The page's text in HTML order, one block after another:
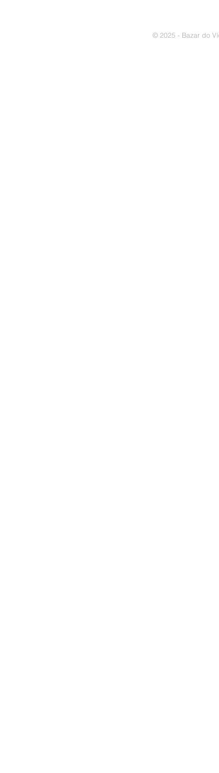
© 2025 - Bazar do